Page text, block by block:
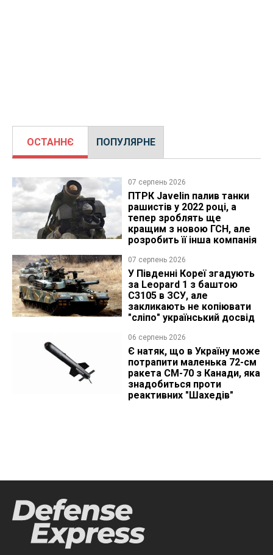
ОСТАННЄ ПОПУЛЯРНЕ
07 серпень 2026
ПТРК Javelin палив танки
рашистів у 2022 році, а
тепер зроблять ще
кращим з новою ГСН, але
розробить її інша компанія
07 серпень 2026
У Південні Кореї згадують
за Leopard 1 з баштою
C3105 в ЗСУ, але
закликають не копіювати
"сліпо" український досвід
06 серпень 2026
Є натяк, що в Україну може
потрапити маленька 72-см
ракета CM-70 з Канади, яка
знадобиться проти
реактивних "Шахедів"